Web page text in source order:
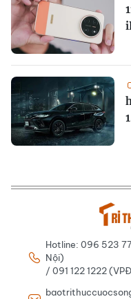
Hotline: 096 523
Nội)
/ 091 122 1222